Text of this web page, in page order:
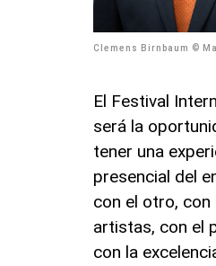
Clemens Birnbaum ©
El Festival
será la
tener una
presencial del
con el otro, con
artistas, con el
con la